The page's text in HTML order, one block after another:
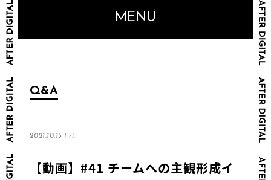
MENU
Q&A
2021.10.15 Fri.
【動画】#41 チームへの主観形成イ